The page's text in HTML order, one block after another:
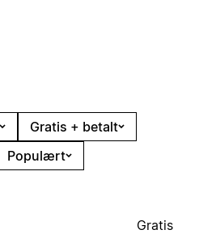
Gratis + betalt
Populært
Gratis